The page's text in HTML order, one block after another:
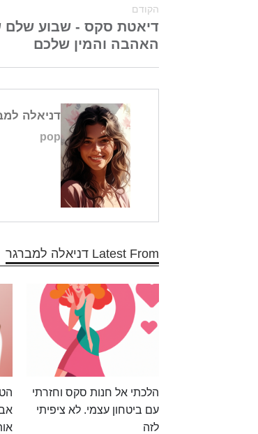
הקודם
דיאטת סקס - שבוע שלם
האהבה והמין שלכם
דניאלה
pop
Latest From דניאלה למברגר
הלכתי אל חנות סקס וחזרתי
עם ביטחון עצמי. לא ציפיתי
לזה